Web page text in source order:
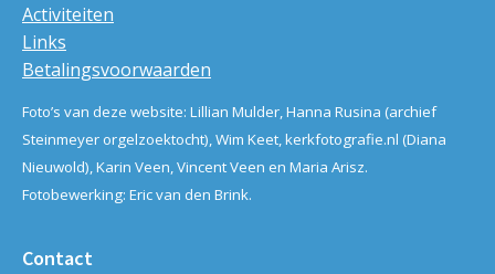
Activiteiten
Links
Betalingsvoorwaarden
Foto’s van deze website: Lillian Mulder, Hanna Rusina (archief
Steinmeyer orgelzoektocht), Wim Keet, kerkfotografie.nl (Diana
Nieuwold), Karin Veen, Vincent Veen en Maria Arisz.
Fotobewerking: Eric van den Brink.
Contact